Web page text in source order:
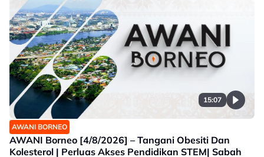
15:07
AWANI BORNEO
AWANI Borneo [4/8/2026] – Tangani Obesiti Dan
Kolesterol | Perluas Akses Pendidikan STEM| Sabah